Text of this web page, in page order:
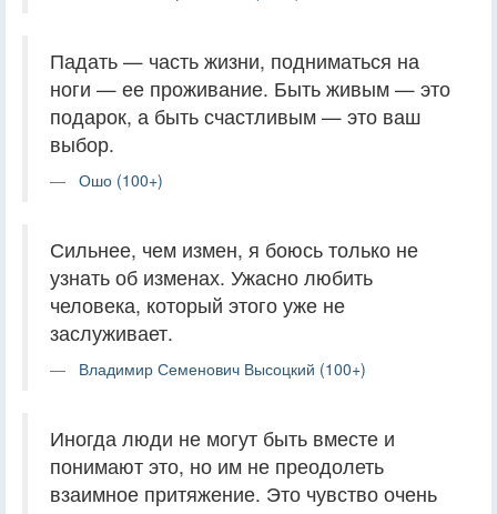
Падать — часть жизни, подниматься на
ноги — ее проживание. Быть живым — это
подарок, а быть счастливым — это ваш
выбор.
Ошо (100+)
Сильнее, чем измен, я боюсь только не
узнать об изменах. Ужасно любить
человека, который этого уже не
заслуживает.
Владимир Семенович Высоцкий (100+)
Иногда люди не могут быть вместе и
понимают это, но им не преодолеть
взаимное притяжение. Это чувство очень